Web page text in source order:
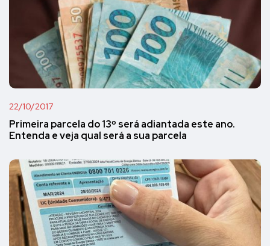
22/10/2017
Primeira parcela do 13º será adiantada este ano.
Entenda e veja qual será a sua parcela